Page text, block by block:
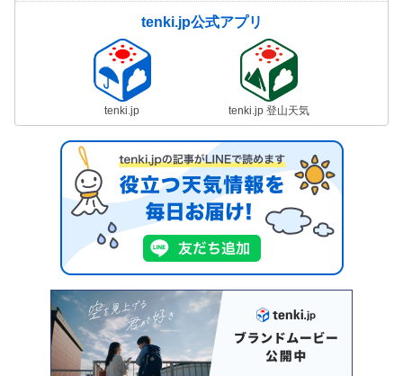
tenki.jp公式アプリ
tenki.jp tenki.jp 登山天気